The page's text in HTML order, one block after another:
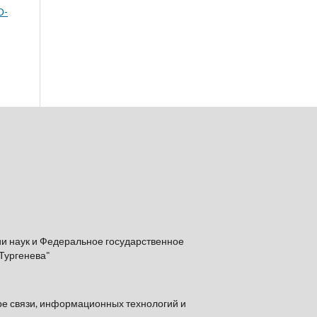
наук и Федеральное государственное
связи, информационных технологий и